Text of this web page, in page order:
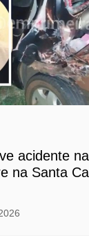
acidente
na Santa